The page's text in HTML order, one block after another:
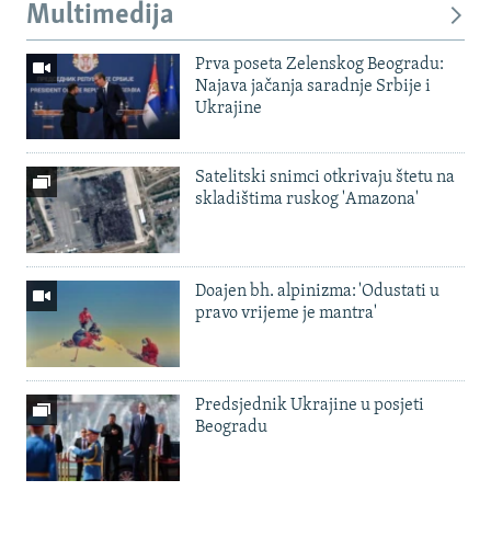
Multimedija
Prva poseta Zelenskog Beogradu:
Najava jačanja saradnje Srbije i
Ukrajine
Satelitski snimci otkrivaju štetu na
skladištima ruskog 'Amazona'
Doajen bh. alpinizma: 'Odustati u
pravo vrijeme je mantra'
Predsjednik Ukrajine u posjeti
Beogradu